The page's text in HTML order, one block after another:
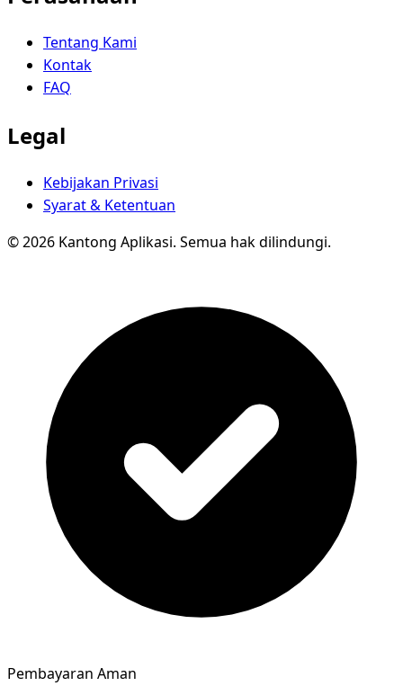
Tentang Kami
Kontak
FAQ
Legal
Kebijakan Privasi
Syarat & Ketentuan
© 2026 Kantong Aplikasi. Semua hak dilindungi.
Pembayaran Aman